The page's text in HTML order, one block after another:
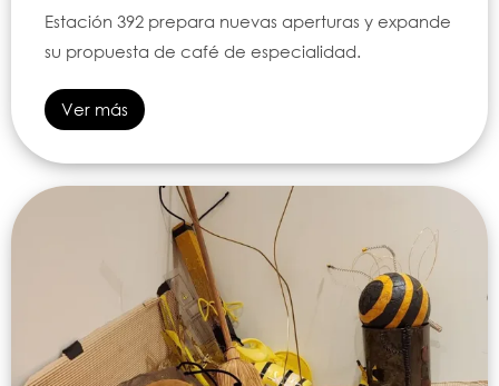
Estación 392 prepara nuevas aperturas y expande
su propuesta de café de especialidad.
Ver más